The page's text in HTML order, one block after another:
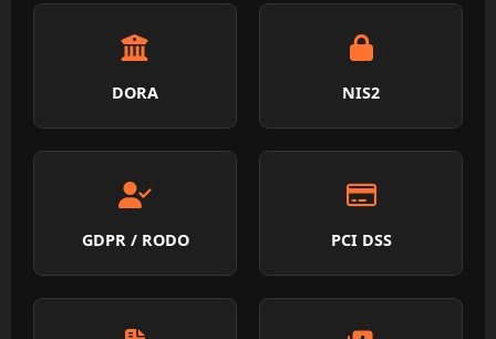
DORA NIS2
GDPR / RODO PCI DSS